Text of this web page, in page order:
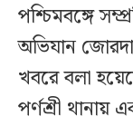
পশ্চিমবঙ্গে
অভিযান
খবরে বলা
পর্ণশ্রী থানায়